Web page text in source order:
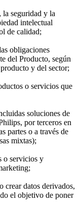
seguridad y la
intelectual
de calidad;
obligaciones
del Producto, según
y del sector;
o servicios que
soluciones de
por terceros en
partes o a través de
mixtas);
o servicios y
crear datos derivados,
el objetivo de poner